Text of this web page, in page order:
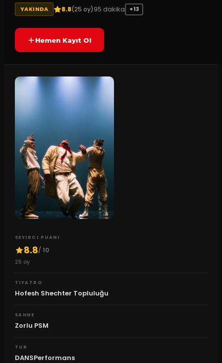
YAKINDA 8.8(25 oy)95 dakika +13
Hemen Kayıt Ol
SEYIRCI PUANI
8.8/ 10
25 oy
TIYATRO
Hofesh Shechter Topluluğu
SAHNE
Zorlu PSM
TUR
DANSPerformans